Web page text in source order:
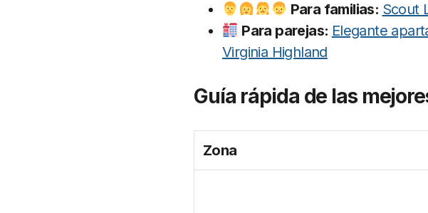
Para familias: Scout
Para parejas: Elegante
Virginia Highland
Guía rápida de las
Zona